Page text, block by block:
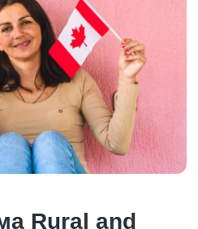
Rural and